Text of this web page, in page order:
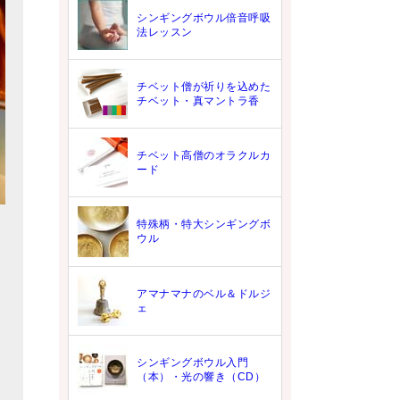
シンギングボウル倍音呼吸
法レッスン
チベット僧が祈りを込めた
チベット・真マントラ香
チベット高僧のオラクルカ
ード
特殊柄・特大シンギングボ
ウル
アマナマナのベル＆ドルジ
ェ
シンギングボウル入門
（本）・光の響き（CD）